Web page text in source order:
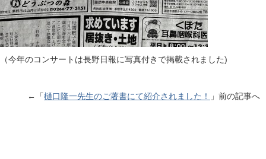
（今年のコンサートは長野日報に写真付きで掲載されました)
←「樋口隆一先生のご著書にて紹介されました！ 」前の記事